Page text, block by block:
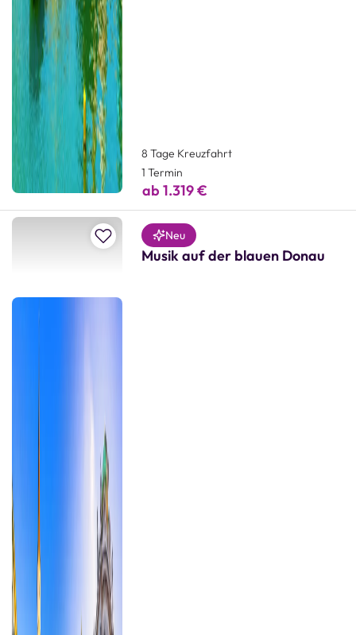
8 Tage Kreuzfahrt
1 Termin
ab 1.319 €
Zur Merkliste hinzufügen
Neu
Musik auf der blauen Donau